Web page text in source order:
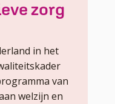
zorg
in het
van
welzijn en